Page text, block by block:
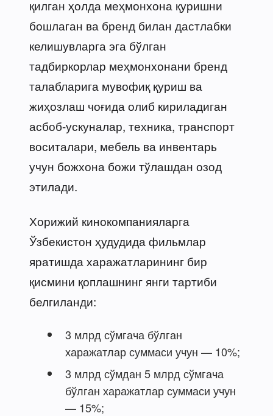
қилган ҳолда меҳмонхона қуришни
бошлаган ва бренд билан дастлабки
келишувларга эга бўлган
тадбиркорлар меҳмонхонани бренд
талабларига мувофиқ қуриш ва
жиҳозлаш чоғида олиб кириладиган
асбоб-ускуналар, техника, транспорт
воситалари, мебель ва инвентарь
учун божхона божи тўлашдан озод
этилади.
Хорижий кинокомпанияларга
Ўзбекистон ҳудудида фильмлар
яратишда харажатларининг бир
қисмини қоплашнинг янги тартиби
белгиланди:
3 млрд сўмгача бўлган
харажатлар суммаси учун — 10%;
3 млрд сўмдан 5 млрд сўмгача
бўлган харажатлар суммаси учун
— 15%;